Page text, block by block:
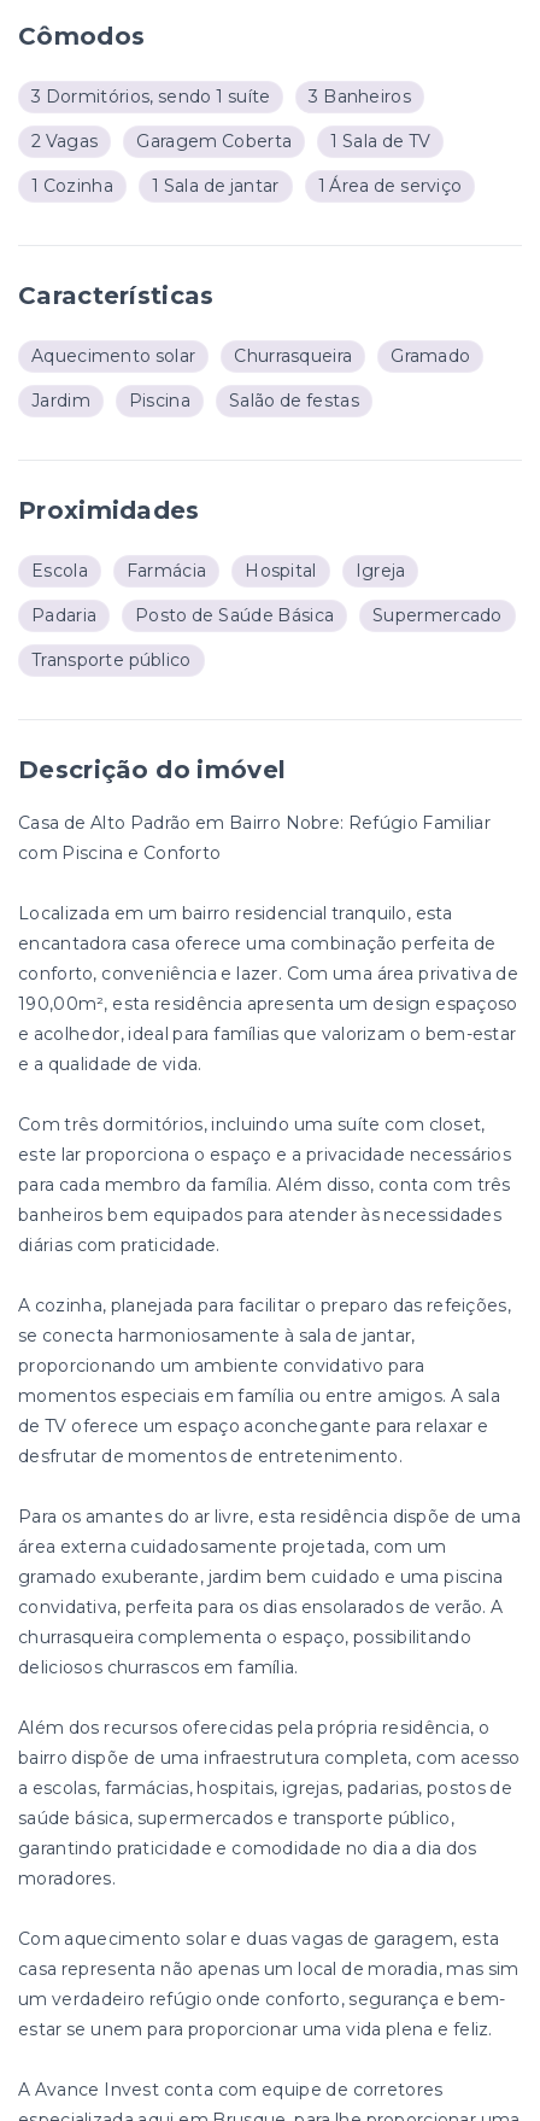
Cômodos
3 Dormitórios, sendo 1 suíte 3 Banheiros
2 Vagas Garagem Coberta 1 Sala de TV
1 Cozinha 1 Sala de jantar 1 Área de serviço
Características
Aquecimento solar Churrasqueira Gramado
Jardim Piscina Salão de festas
Proximidades
Escola Farmácia Hospital Igreja
Padaria Posto de Saúde Básica Supermercado
Transporte público
Descrição do imóvel
Casa de Alto Padrão em Bairro Nobre: Refúgio Familiar
com Piscina e Conforto
Localizada em um bairro residencial tranquilo, esta
encantadora casa oferece uma combinação perfeita de
conforto, conveniência e lazer. Com uma área privativa de
190,00m², esta residência apresenta um design espaçoso
e acolhedor, ideal para famílias que valorizam o bem-estar
e a qualidade de vida.
Com três dormitórios, incluindo uma suíte com closet,
este lar proporciona o espaço e a privacidade necessários
para cada membro da família. Além disso, conta com três
banheiros bem equipados para atender às necessidades
diárias com praticidade.
A cozinha, planejada para facilitar o preparo das refeições,
se conecta harmoniosamente à sala de jantar,
proporcionando um ambiente convidativo para
momentos especiais em família ou entre amigos. A sala
de TV oferece um espaço aconchegante para relaxar e
desfrutar de momentos de entretenimento.
Para os amantes do ar livre, esta residência dispõe de uma
área externa cuidadosamente projetada, com um
gramado exuberante, jardim bem cuidado e uma piscina
convidativa, perfeita para os dias ensolarados de verão. A
churrasqueira complementa o espaço, possibilitando
deliciosos churrascos em família.
Além dos recursos oferecidas pela própria residência, o
bairro dispõe de uma infraestrutura completa, com acesso
a escolas, farmácias, hospitais, igrejas, padarias, postos de
saúde básica, supermercados e transporte público,
garantindo praticidade e comodidade no dia a dia dos
moradores.
Com aquecimento solar e duas vagas de garagem, esta
casa representa não apenas um local de moradia, mas sim
um verdadeiro refúgio onde conforto, segurança e bem-
estar se unem para proporcionar uma vida plena e feliz.
A Avance Invest conta com equipe de corretores